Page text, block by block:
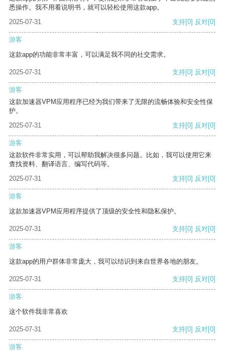
悉操作。我不用看说明书，就可以轻松使用这款app。
2025-07-31
支持[0] 反对[0]
游客
这款app的功能非常丰富，可以满足我不同的社交需求。
2025-07-31 支持[0] 反对[0]
游客
这款加速器VPM应用程序已经为我们带来了无限的流畅体验和安全性保
护。
2025-07-31
支持[0] 反对[0]
游客
这款软件非常实用，可以帮助我解决很多问题。比如，我可以使用它来
查找资料、翻译语言、编写代码等。
2025-07-31
支持[0] 反对[0]
游客
这款加速器VPM应用程序提供了顶级的安全性和隐私保护。
2025-07-31 支持[0] 反对[0]
游客
这款app的用户群体非常庞大，我可以结识到来自世界各地的朋友。
2025-07-31 支持[0] 反对[0]
游客
这个软件我非常喜欢
2025-07-31 支持[0] 反对[0]
游客